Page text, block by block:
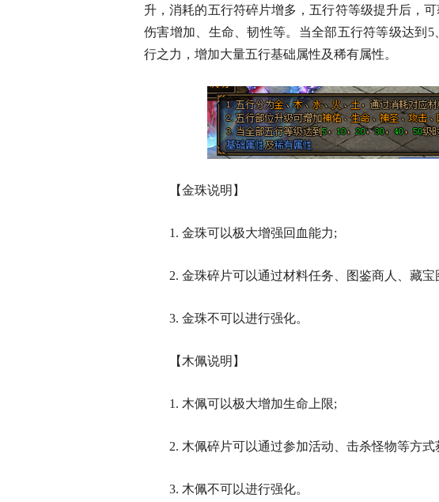
升，消耗的五行符碎片增多，五行符等级提升后，
伤害增加、生命、韧性等。当全部五行符等级达到5
行之力，增加大量五行基础属性及稀有属性。
【金珠说明】
1. 金珠可以极大增强回血能力;
2. 金珠碎片可以通过材料任务、图鉴商人、藏宝
3. 金珠不可以进行强化。
【木佩说明】
1. 木佩可以极大增加生命上限;
2. 木佩碎片可以通过参加活动、击杀怪物等方式
3. 木佩不可以进行强化。